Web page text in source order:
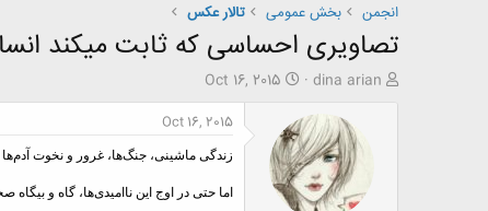
انجمن
بخش عمومی تالار عکس
تصاویری احساسی که ثابت میکند
ش
dina arian
ت
ی
خ
ش
ر
Oct 16, 2015
Oct 16, 2015
زندگی ماشینی، جنگ‌ها، غرور و نخوت
اما حتی در اوج این ناامیدی‌ها، گاه و